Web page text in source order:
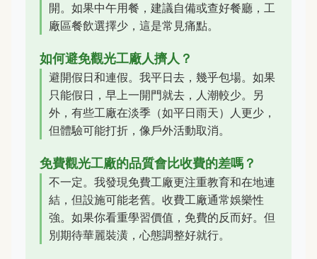
開。如果中午用餐，建議自備或查好餐廳，工
廠區餐飲選擇少，這是常見痛點。
如何避免觀光工廠人擠人？
避開假日和連假。我平日去，幾乎包場。如果
只能假日，早上一開門就去，人潮較少。另
外，有些工廠在淡季（如平日雨天）人更少，
但體驗可能打折，像戶外活動取消。
免費觀光工廠的品質會比收費的差嗎？
不一定。我發現免費工廠更注重教育和在地連
結，但設施可能老舊。收費工廠通常娛樂性
強。如果你看重學習價值，免費的反而好。但
別期待華麗裝潢，心態調整好就行。